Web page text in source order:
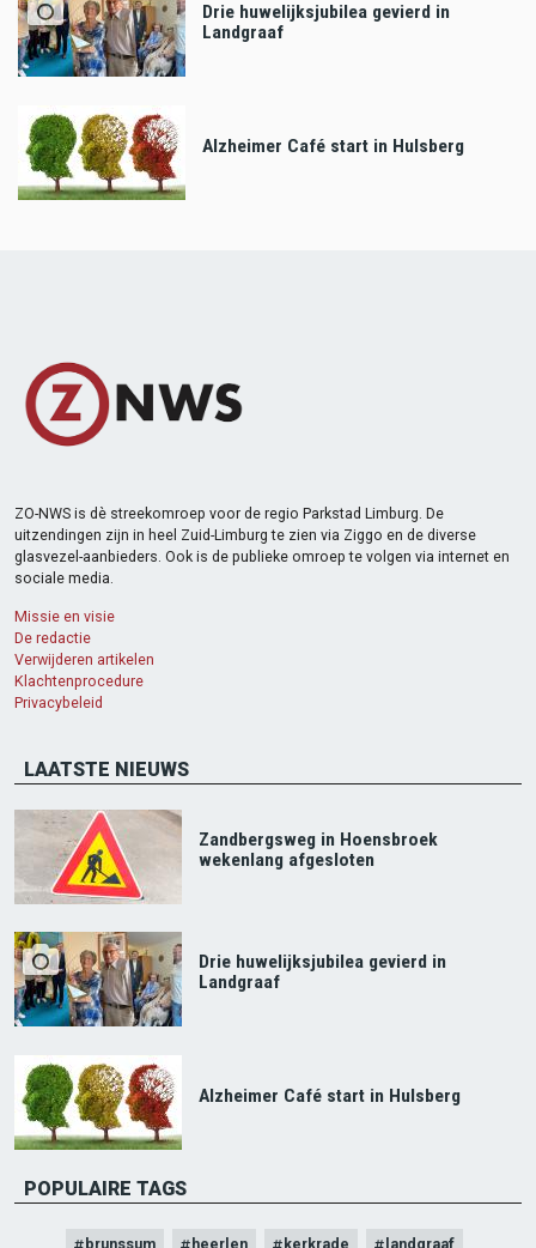
Drie huwelijksjubilea gevierd in
Landgraaf
Alzheimer Café start in Hulsberg
ZO-NWS is dè streekomroep voor de regio Parkstad Limburg. De
uitzendingen zijn in heel Zuid-Limburg te zien via Ziggo en de diverse
glasvezel-aanbieders. Ook is de publieke omroep te volgen via internet en
sociale media.
Missie en visie
De redactie
Verwijderen artikelen
Klachtenprocedure
Privacybeleid
LAATSTE NIEUWS
Zandbergsweg in Hoensbroek
wekenlang afgesloten
Drie huwelijksjubilea gevierd in
Landgraaf
Alzheimer Café start in Hulsberg
POPULAIRE TAGS
brunssum heerlen kerkrade landgraaf